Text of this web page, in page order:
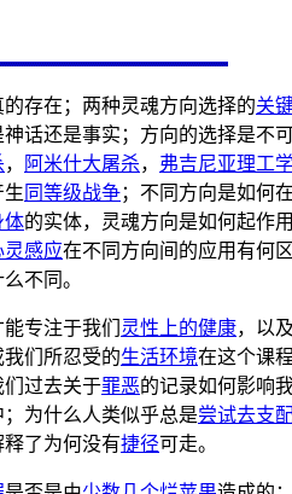
的存在；两种灵魂方向选择的关
话还是事实；方向的选择是不
， 阿米什大屠杀， 弗吉尼亚理工
生 同等级战争；不同方向是如何在
体的实体，灵魂方向是如何起作
灵感应在不同方向间的应用有何
不同。
专注于我们 灵性上的健康，以
我们所忍受的生活环境在这个课
过去关于罪恶的记录如何影响
为什么人类似乎总是尝试去支
了为何没有捷径可走。